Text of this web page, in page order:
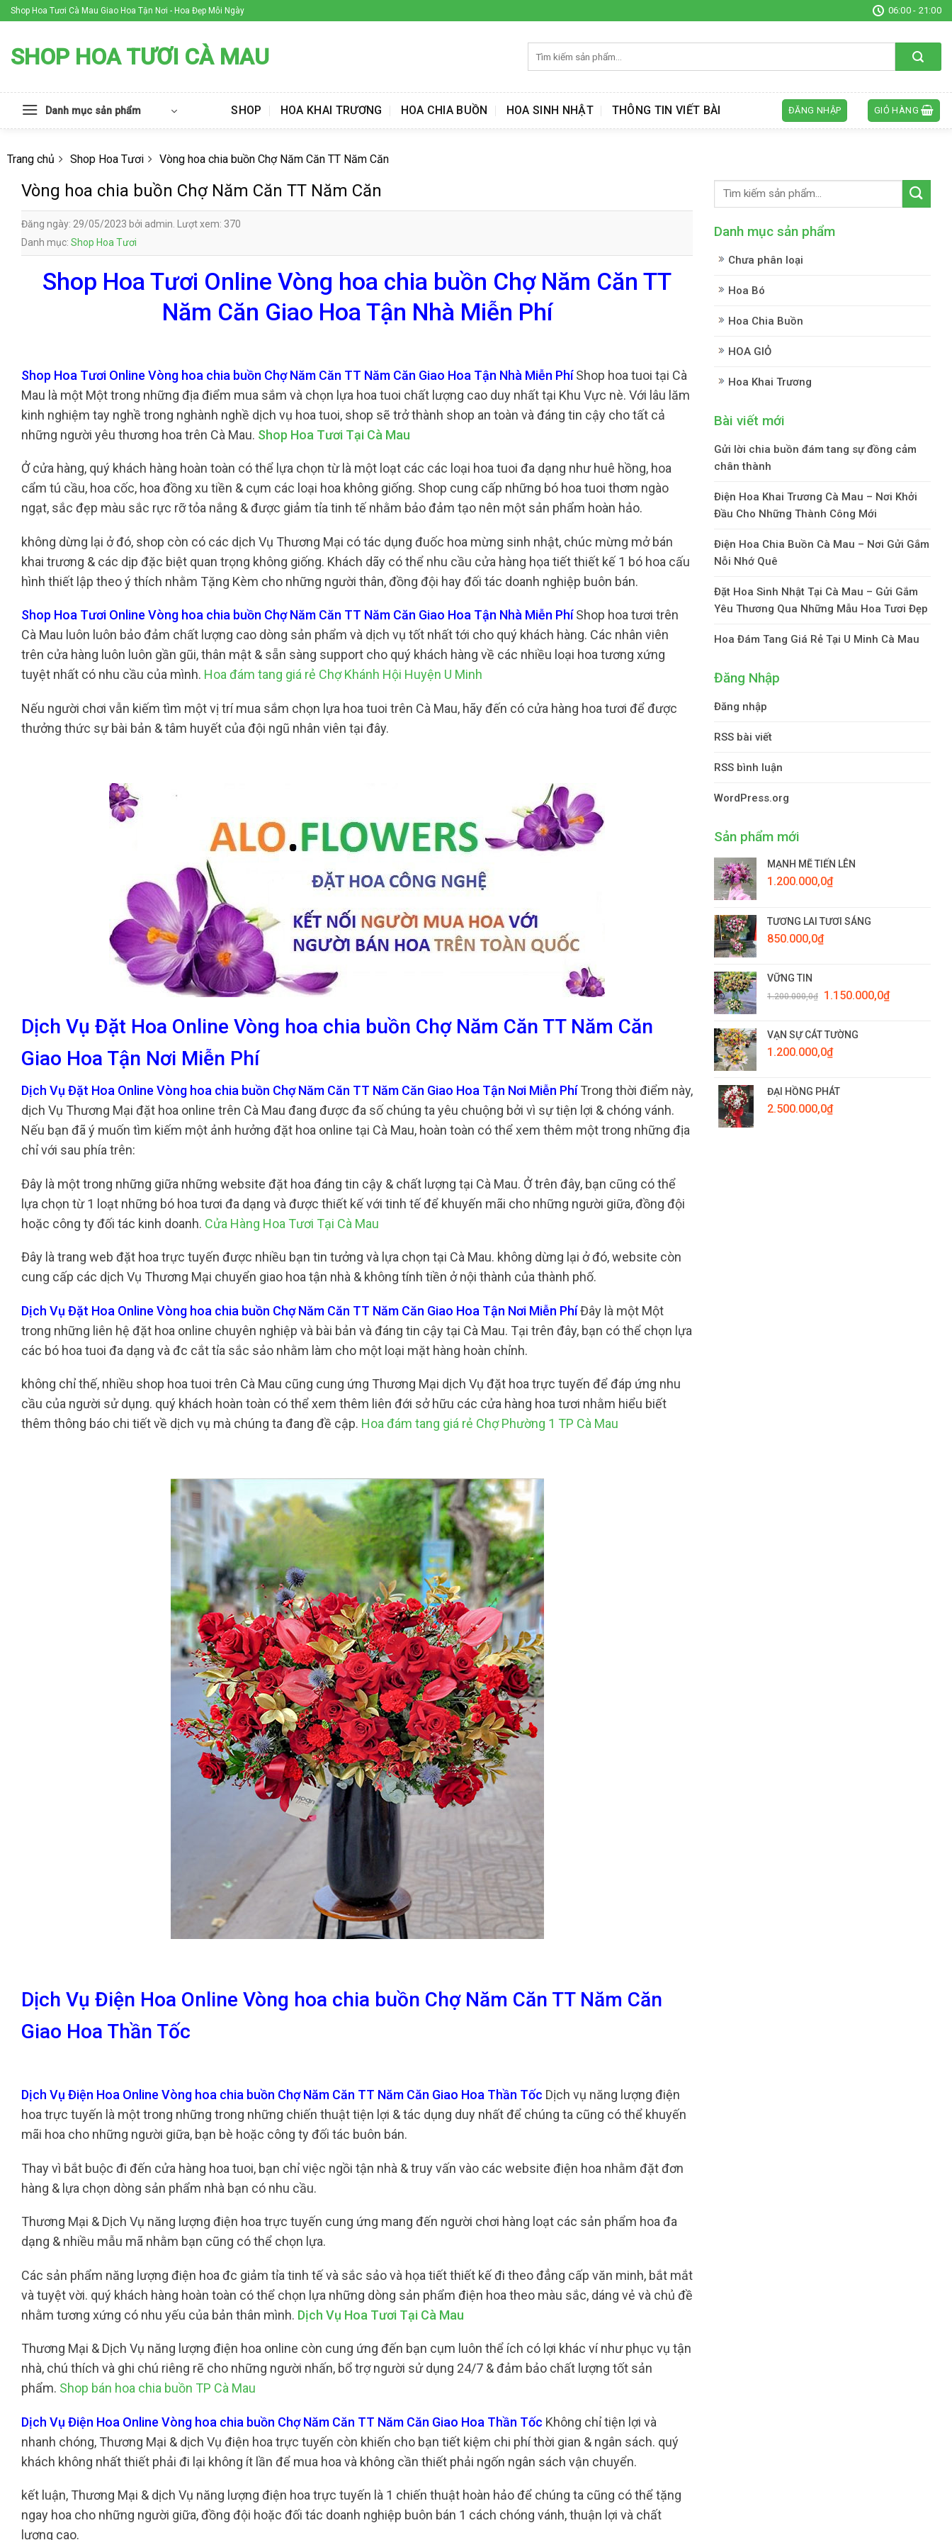
Skip
to
Shop Hoa Tươi Cà Mau Giao Hoa Tận Nơi - Hoa Đẹp Mỗi Ngày 06:00 - 21:00
SHOP HOA TƯƠI CÀ MAU
kiếm:
Danh mục sản phẩm SHOP HOA KHAI TRƯƠNG HOA CHIA BUỒN HOA SINH NHẬT THÔNG TIN VIẾT BÀI ĐĂNG NHẬP GIỎ HÀNG
Trang chủ Shop Hoa Tươi Vòng hoa chia buồn Chợ Năm Căn TT Năm Căn
Vòng hoa chia buồn Chợ Năm Căn TT Năm Căn
Đăng ngày: 29/05/2023 bởi admin. Lượt xem: 370
Danh mục: Shop Hoa Tươi
Shop Hoa Tươi Online Vòng hoa chia buồn Chợ Năm Căn TT
Năm Căn Giao Hoa Tận Nhà Miễn Phí
Shop Hoa Tươi Online Vòng hoa chia buồn Chợ Năm Căn TT Năm Căn Giao Hoa Tận Nhà Miễn PhíShop hoa tuoi tại Cà
Mau là một Một trong những địa điểm mua sắm và chọn lựa hoa tuoi chất lượng cao duy nhất tại Khu Vực nè. Với lâu lăm
kinh nghiệm tay nghề trong nghành nghề dịch vụ hoa tuoi, shop sẽ trở thành shop an toàn và đáng tin cậy cho tất cả
những người yêu thương hoa trên Cà Mau. Shop Hoa Tươi Tại Cà Mau
Ở cửa hàng, quý khách hàng hoàn toàn có thể lựa chọn từ là một loạt các các loại hoa tuoi đa dạng như huê hồng, hoa
cẩm tú cầu, hoa cốc, hoa đồng xu tiền & cụm các loại hoa không giống. Shop cung cấp những bó hoa tuoi thơm ngào
ngạt, sắc đẹp màu sắc rực rỡ tỏa nắng & được giảm tỉa tinh tế nhằm bảo đảm tạo nên một sản phẩm hoàn hảo.
không dừng lại ở đó, shop còn có các dịch Vụ Thương Mại có tác dụng đuốc hoa mừng sinh nhật, chúc mừng mở bán
khai trương & các dịp đặc biệt quan trọng không giống. Khách dãy có thể nhu cầu cửa hàng họa tiết thiết kế 1 bó hoa cấu
hình thiết lập theo ý thích nhằm Tặng Kèm cho những người thân, đồng đội hay đối tác doanh nghiệp buôn bán.
Shop Hoa Tươi Online Vòng hoa chia buồn Chợ Năm Căn TT Năm Căn Giao Hoa Tận Nhà Miễn PhíShop hoa tươi trên
Cà Mau luôn luôn bảo đảm chất lượng cao dòng sản phẩm và dịch vụ tốt nhất tới cho quý khách hàng. Các nhân viên
trên cửa hàng luôn luôn gần gũi, thân mật & sẵn sàng support cho quý khách hàng về các nhiều loại hoa tương xứng
tuyệt nhất có nhu cầu của mình. Hoa đám tang giá rẻ Chợ Khánh Hội Huyện U Minh
Nếu người chơi vẫn kiếm tìm một vị trí mua sắm chọn lựa hoa tuoi trên Cà Mau, hãy đến có cửa hàng hoa tươi để được
thưởng thức sự bài bản & tâm huyết của đội ngũ nhân viên tại đây.
Dịch Vụ Đặt Hoa Online Vòng hoa chia buồn Chợ Năm Căn TT Năm Căn
Giao Hoa Tận Nơi Miễn Phí
Dịch Vụ Đặt Hoa Online Vòng hoa chia buồn Chợ Năm Căn TT Năm Căn Giao Hoa Tận Nơi Miễn PhíTrong thời điểm này,
dịch Vụ Thương Mại đặt hoa online trên Cà Mau đang được đa số chúng ta yêu chuộng bởi vì sự tiện lợi & chóng vánh.
Nếu bạn đã ý muốn tìm kiếm một ảnh hưởng đặt hoa online tại Cà Mau, hoàn toàn có thể xem thêm một trong những địa
chỉ với sau phía trên:
Đây là một trong những giữa những website đặt hoa đáng tin cậy & chất lượng tại Cà Mau. Ở trên đây, bạn cũng có thể
lựa chọn từ 1 loạt những bó hoa tươi đa dạng và được thiết kế với tinh tế để khuyến mãi cho những người giữa, đồng đội
hoặc công ty đối tác kinh doanh. Cửa Hàng Hoa Tươi Tại Cà Mau
Đây là trang web đặt hoa trực tuyến được nhiều bạn tin tưởng và lựa chọn tại Cà Mau. không dừng lại ở đó, website còn
cung cấp các dịch Vụ Thương Mại chuyển giao hoa tận nhà & không tính tiền ở nội thành của thành phố.
Dịch Vụ Đặt Hoa Online Vòng hoa chia buồn Chợ Năm Căn TT Năm Căn Giao Hoa Tận Nơi Miễn PhíĐây là một Một
trong những liên hệ đặt hoa online chuyên nghiệp và bài bản và đáng tin cậy tại Cà Mau. Tại trên đây, bạn có thể chọn lựa
các bó hoa tuoi đa dạng và đc cắt tỉa sắc sảo nhằm làm cho một loại mặt hàng hoàn chỉnh.
không chỉ thế, nhiều shop hoa tuoi trên Cà Mau cũng cung ứng Thương Mại dịch Vụ đặt hoa trực tuyến để đáp ứng nhu
cầu của người sử dụng. quý khách hoàn toàn có thể xem thêm liên đới sở hữu các cửa hàng hoa tươi nhằm hiểu biết
thêm thông báo chi tiết về dịch vụ mà chúng ta đang đề cập. Hoa đám tang giá rẻ Chợ Phường 1 TP Cà Mau
Dịch Vụ Điện Hoa Online Vòng hoa chia buồn Chợ Năm Căn TT Năm Căn
Giao Hoa Thần Tốc
Dịch Vụ Điện Hoa Online Vòng hoa chia buồn Chợ Năm Căn TT Năm Căn Giao Hoa Thần Tốc Dịch vụ năng lượng điện
hoa trực tuyến là một trong những trong những chiến thuật tiện lợi & tác dụng duy nhất để chúng ta cũng có thể khuyến
mãi hoa cho những người giữa, bạn bè hoặc công ty đối tác buôn bán.
Thay vì bắt buộc đi đến cửa hàng hoa tuoi, bạn chỉ việc ngồi tận nhà & truy vấn vào các website điện hoa nhằm đặt đơn
hàng & lựa chọn dòng sản phẩm nhà bạn có nhu cầu.
Thương Mại & Dịch Vụ năng lượng điện hoa trực tuyến cung ứng mang đến người chơi hàng loạt các sản phẩm hoa đa
dạng & nhiều mẫu mã nhằm bạn cũng có thể chọn lựa.
Các sản phẩm năng lượng điện hoa đc giảm tỉa tinh tế và sắc sảo và họa tiết thiết kế đi theo đẳng cấp văn minh, bắt mắt
và tuyệt vời. quý khách hàng hoàn toàn có thể chọn lựa những dòng sản phẩm điện hoa theo màu sắc, dáng vẻ và chủ đề
nhằm tương xứng có nhu yếu của bản thân mình. Dịch Vụ Hoa Tươi Tại Cà Mau
Thương Mại & Dịch Vụ năng lượng điện hoa online còn cung ứng đến bạn cụm luôn thể ích có lợi khác ví như phục vụ tận
nhà, chú thích và ghi chú riêng rẽ cho những người nhấn, bổ trợ người sử dụng 24/7 & đảm bảo chất lượng tốt sản
phẩm. Shop bán hoa chia buồn TP Cà Mau
Dịch Vụ Điện Hoa Online Vòng hoa chia buồn Chợ Năm Căn TT Năm Căn Giao Hoa Thần Tốc Không chỉ tiện lợi và
nhanh chóng, Thương Mại & dịch Vụ điện hoa trực tuyến còn khiến cho bạn tiết kiệm chi phí thời gian & ngân sách. quý
khách không nhất thiết phải đi lại không ít lần để mua hoa và không cần thiết phải ngốn ngân sách vận chuyển.
kết luận, Thương Mại & dịch Vụ năng lượng điện hoa trực tuyến là 1 chiến thuật hoàn hảo để chúng ta cũng có thể tặng
ngay hoa cho những người giữa, đồng đội hoặc đối tác doanh nghiệp buôn bán 1 cách chóng vánh, thuận lợi và chất
lượng cao.
Danh mục sản phẩm
Chưa phân loại
Hoa Bó
Hoa Chia Buồn
HOA GIỎ
Hoa Khai Trương
Bài viết mới
Gửi lời chia buồn đám tang sự đồng cảm
chân thành
Điện Hoa Khai Trương Cà Mau – Nơi Khởi
Đầu Cho Những Thành Công Mới
Điện Hoa Chia Buồn Cà Mau – Nơi Gửi Gắm
Nỗi Nhớ Quê
Đặt Hoa Sinh Nhật Tại Cà Mau – Gửi Gắm
Yêu Thương Qua Những Mẫu Hoa Tươi Đẹp
Hoa Đám Tang Giá Rẻ Tại U Minh Cà Mau
Đăng Nhập
Đăng nhập
RSS bài viết
RSS bình luận
WordPress.org
Sản phẩm mới
MẠNH MẼ TIẾN LÊN
1.200.000,0₫
TƯƠNG LAI TƯƠI SÁNG
850.000,0₫
VỮNG TIN
1.200.000,0₫
Giá
1.200.000,0₫.
1.150.000,0₫Giá
VẠN SỰ CÁT TƯỜNG
1.200.000,0₫
ĐẠI HỒNG PHÁT
2.500.000,0₫